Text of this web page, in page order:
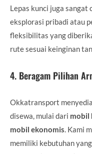
Lepas kunci juga sangat
eksplorasi pribadi atau
fleksibilitas yang
rute sesuai keinginan
4. Beragam Pilihan
Okkatransport
disewa, mulai dari mobil
mobil ekonomis . Kami
memiliki kebutuhan